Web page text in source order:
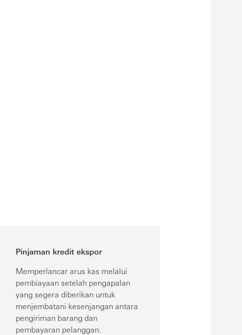
Pinjaman kredit ekspor
Memperlancar arus kas melalui
pembiayaan setelah pengapalan
yang segera diberikan untuk
menjembatani kesenjangan antara
pengiriman barang dan
pembayaran pelanggan.